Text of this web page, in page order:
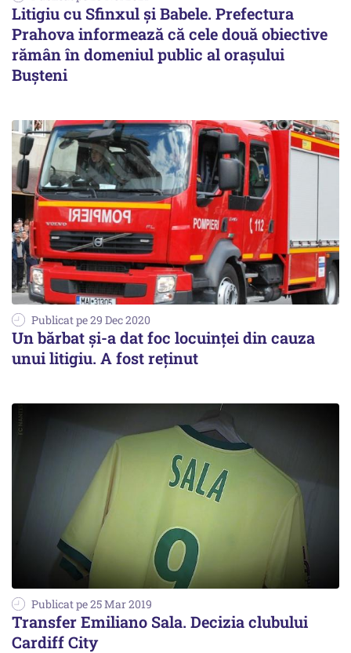
Litigiu cu Sfinxul și Babele. Prefectura
Prahova informează că cele două obiective
rămân în domeniul public al orașului
Bușteni
Publicat pe 29 Dec 2020
Un bărbat și-a dat foc locuinței din cauza
unui litigiu. A fost reținut
Publicat pe 25 Mar 2019
Transfer Emiliano Sala. Decizia clubului
Cardiff City